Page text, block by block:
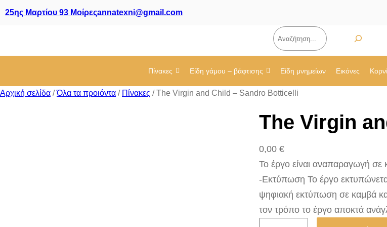
25ης Μαρτίου 93 Μοίρεςannatexni@gmail.com
Αναζήτηση
Πίνακες Είδη γάμου – βάφτισης Είδη μνημείων Εικόνες
Αρχική σελίδα /Όλα τα προιόντα / Πίνακες / The Virgin and Child – Sandro Botticelli
The Virgin
0,00 €
Το έργο είναι αναπαραγωγή σε
-Εκτύπωση Το έργο
ψηφιακή εκτύπωση σε καμβά
τον τρόπο το έργο αποκτά